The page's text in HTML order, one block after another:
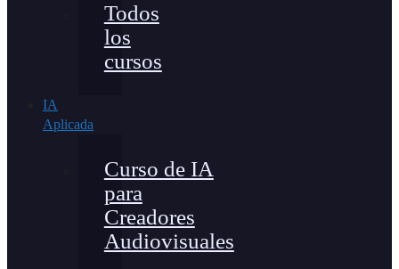
Todos
los
cursos
IA
Aplicada
Curso de IA
para
Creadores
Audiovisuales